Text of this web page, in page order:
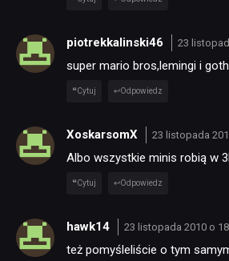
RETRO
TECHNOLOGIE
JUŻ GRALIŚMY
piotrekkalinski46 23
super mario bros,lemingi i
Cytuj Odpowiedz
XoskarsomX 23 listopada
Albo wszystkie minis robią w
Cytuj Odpowiedz
hawk14 23 listopada 2010 o
też pomyśleliście o tym